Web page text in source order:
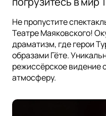
Не пропустите
Театре Маяковского!
драматизм, где герои
образами Гёте.
режиссёрское
атмосферу.